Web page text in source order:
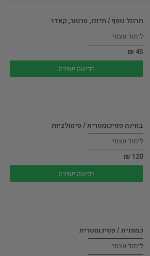
תרגול נוסף / תיזוז, טרטור, קאדר
לימוד עצמי
45 ₪
רכישה ישירה
בחינה פסיכומטרית / סימולציות
לימוד עצמי
120 ₪
רכישה ישירה
כמותית / פסיכומטרית
לימוד עצמי